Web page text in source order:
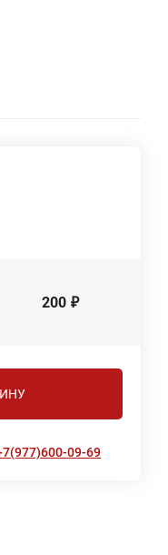
200 ₽
09-69